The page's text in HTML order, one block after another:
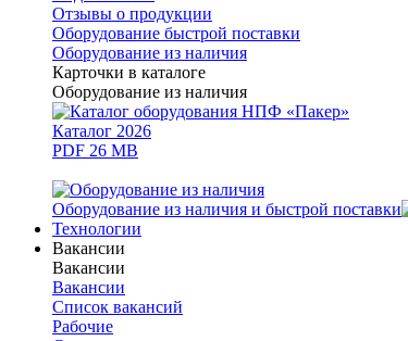
Отзывы о продукции
Оборудование быстрой поставки
Оборудование из наличия
Карточки в каталоге
Оборудование из наличия
Каталог 2026
PDF 26 MB
Оборудование из наличия и быстрой поставки
Технологии
Вакансии
Вакансии
Вакансии
Список вакансий
Рабочие